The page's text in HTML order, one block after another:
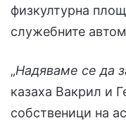
физкултурна
служебните
„Надяваме се да
казаха Вакрил и
собственици на